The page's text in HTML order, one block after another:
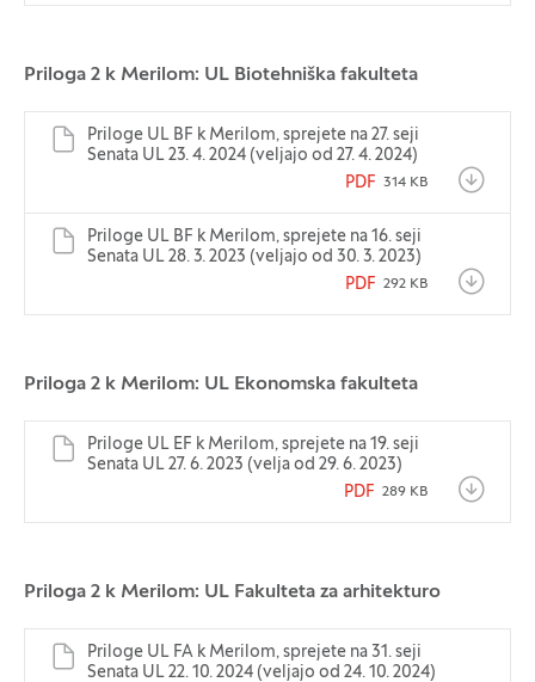
Priloga 2 k Merilom: UL Biotehniška fakulteta
Priloge UL BF k Merilom, sprejete na 27. seji
Senata UL 23. 4. 2024 (veljajo od 27. 4. 2024)
PDF 314 KB
Priloge UL BF k Merilom, sprejete na 16. seji
Senata UL 28. 3. 2023 (veljajo od 30. 3. 2023)
PDF 292 KB
Priloga 2 k Merilom: UL Ekonomska fakulteta
Priloge UL EF k Merilom, sprejete na 19. seji
Senata UL 27. 6. 2023 (velja od 29. 6. 2023)
PDF 289 KB
Priloga 2 k Merilom: UL Fakulteta za arhitekturo
Priloge UL FA k Merilom, sprejete na 31. seji
Senata UL 22. 10. 2024 (veljajo od 24. 10. 2024)